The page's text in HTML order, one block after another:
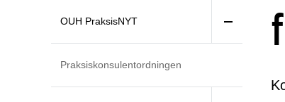
OUH PraksisNYT
Praksiskonsulentordningen